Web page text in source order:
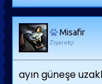
Misafir
Ziyaretçi
ayın güneşe